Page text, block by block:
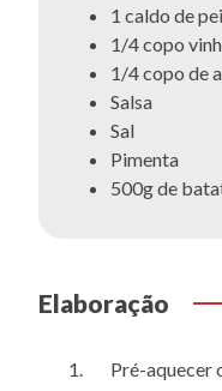
1 caldo de
1/4 copo
1/4 copo de
Salsa
Sal
Pimenta
500g de
Elaboração
Pré-aquecer